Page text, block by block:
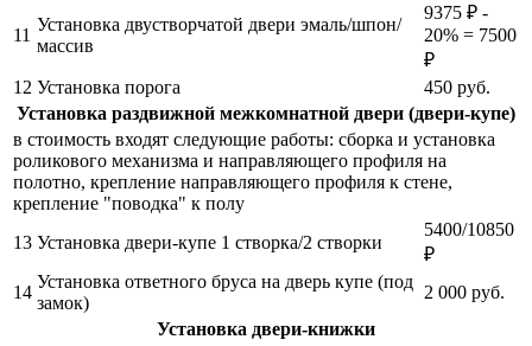
11
Установка двустворчатой двери эмаль/шпон/
массив
9375 ₽ -
20% = 7500
₽
12 Установка порога 450 руб.
Установка раздвижной межкомнатной двери (двери-купе)
в стоимость входят следующие работы: сборка и установка
роликового механизма и направляющего профиля на
полотно, крепление направляющего профиля к стене,
крепление "поводка" к полу
13 Установка двери-купе 1 створка/2 створки
5400/10850
₽
14
Установка ответного бруса на дверь купе (под
замок)
2 000 руб.
Установка двери-книжки